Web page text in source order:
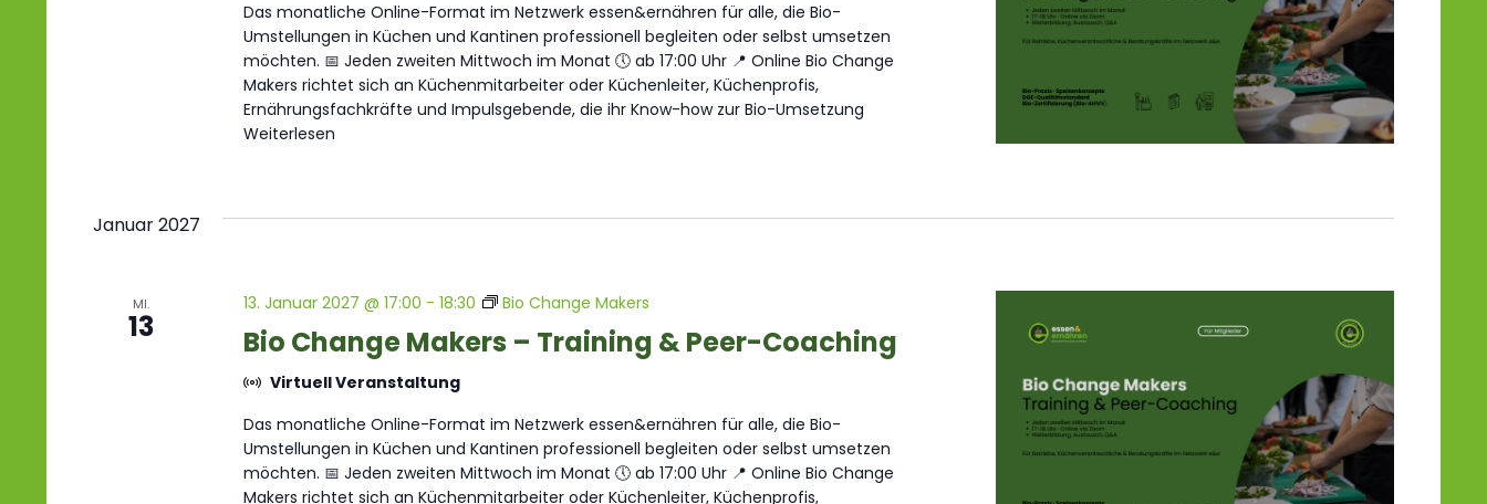
Das monatliche Online-Format im Netzwerk essen&ernähren für alle, die Bio-
Umstellungen in Küchen und Kantinen professionell begleiten oder selbst umsetzen
möchten. 📅 Jeden zweiten Mittwoch im Monat 🕔 ab 17:00 Uhr 📍 Online Bio Change
Makers richtet sich an Küchenmitarbeiter oder Küchenleiter, Küchenprofis,
Ernährungsfachkräfte und Impulsgebende, die ihr Know-how zur Bio-Umsetzung
Weiterlesen
Januar 2027
MI.
13 Bio Change Makers – Training & Peer-Coaching
13. Januar 2027 @ 17:00 - 18:30 Bio Change Makers
Virtuell Veranstaltung
Das monatliche Online-Format im Netzwerk essen&ernähren für alle, die Bio-
Umstellungen in Küchen und Kantinen professionell begleiten oder selbst umsetzen
möchten. 📅 Jeden zweiten Mittwoch im Monat 🕔 ab 17:00 Uhr 📍 Online Bio Change
Makers richtet sich an Küchenmitarbeiter oder Küchenleiter, Küchenprofis,